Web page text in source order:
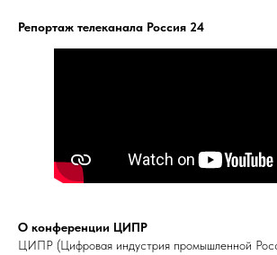
Репортаж телеканала Россия 24
О конференции ЦИПР
ЦИПР (Цифровая индустрия промышленной